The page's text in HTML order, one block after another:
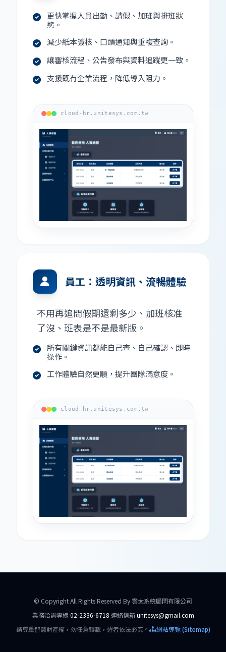
更快掌握人員出勤、請假、加班與排班狀
態。
減少紙本簽核、口頭通知與重複查詢。
讓審核流程、公告發布與資料追蹤更一致。
支援既有企業流程，降低導入阻力。
cloud-hr.unitesys.com.tw
cloud-hr.unitesys.com.tw
員工：透明資訊、流暢體驗
不用再追問假期還剩多少、加班核准
了沒、班表是不是最新版。
所有關鍵資訊都能自己查、自己確認、即時
操作。
工作體驗自然更順，提升團隊滿意度。
© Copyright All Rights Reserved By 雲太系統顧問有限公司
業務洽詢專線02-2336-6718 連絡信箱unitesys@gmail.com
請尊重智慧財產權，勿任意轉載，違者依法必究。
網站導覽 (Sitemap)